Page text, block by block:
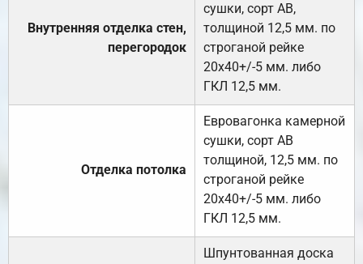
Внутренняя отделка стен,
перегородок
сушки, сорт АВ,
толщиной 12,5 мм. по
строганой рейке
20х40+/-5 мм. либо
ГКЛ 12,5 мм.
Отделка потолка
Евровагонка камерной
сушки, сорт АВ
толщиной, 12,5 мм. по
строганой рейке
20х40+/-5 мм. либо
ГКЛ 12,5 мм.
Шпунтованная доска